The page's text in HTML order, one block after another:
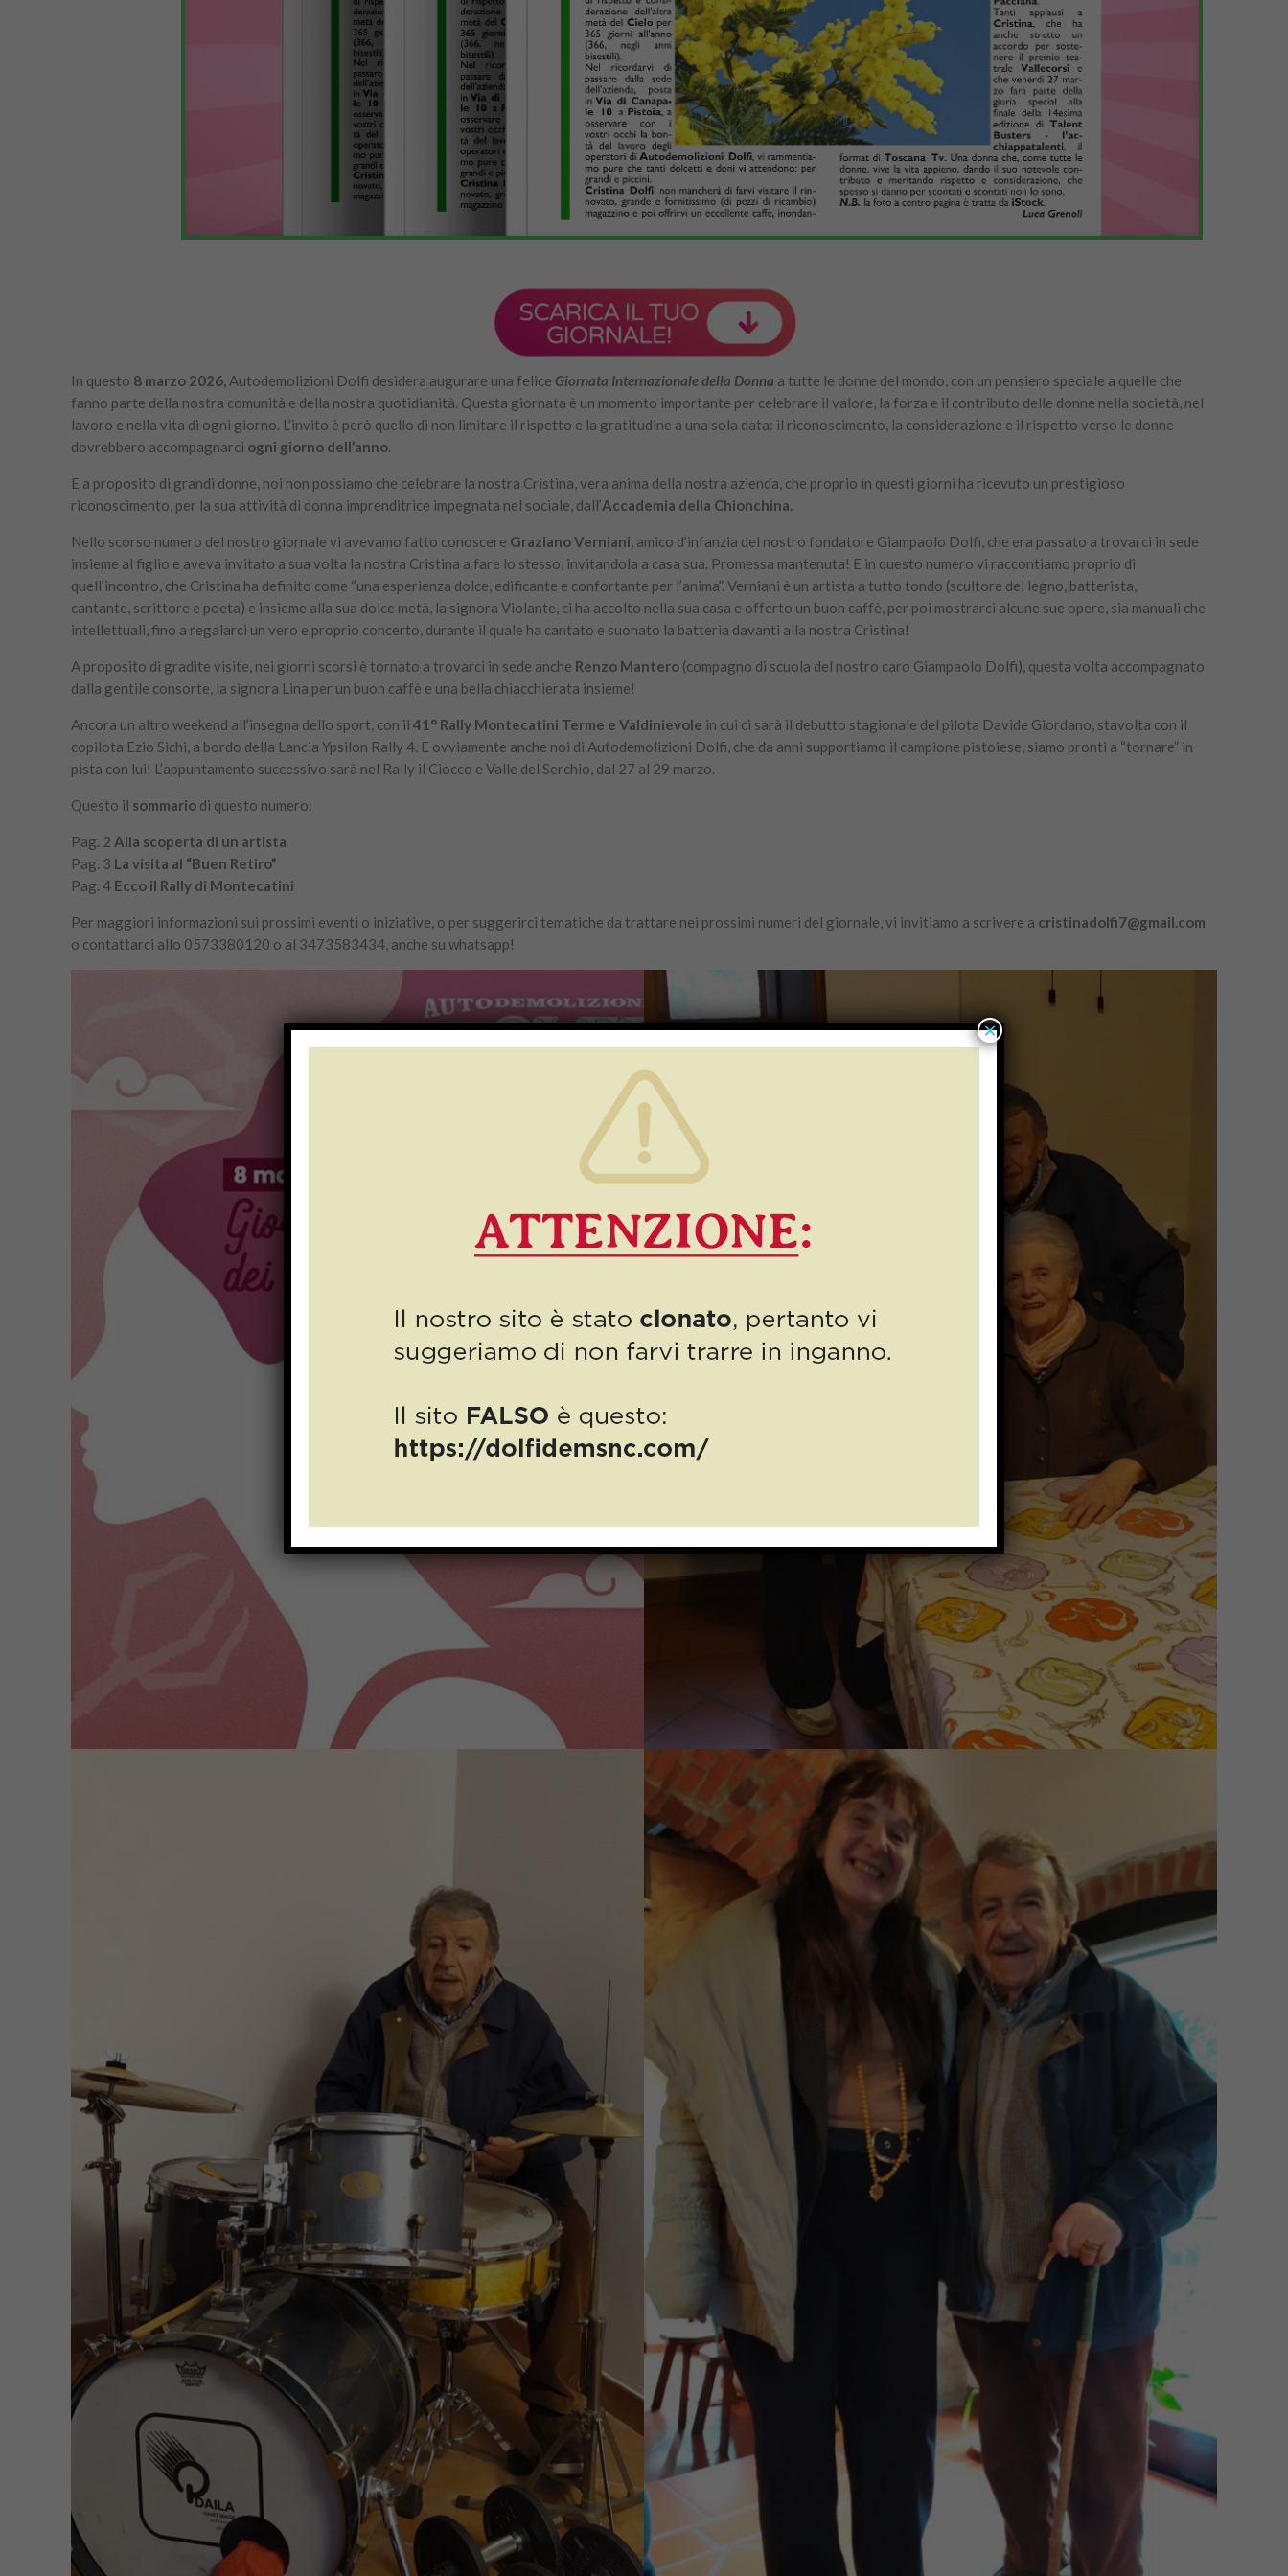
In questo 8 marzo 2026, Autodemolizioni Dolfi desidera augurare una felice Giornata Internazionale della Donna a tutte le donne del mondo, con un pensiero speciale a quelle che
fanno parte della nostra comunità e della nostra quotidianità. Questa giornata è un momento importante per celebrare il valore, la forza e il contributo delle donne nella società, nel
lavoro e nella vita di ogni giorno. L’invito è però quello di non limitare il rispetto e la gratitudine a una sola data: il riconoscimento, la considerazione e il rispetto verso le donne
dovrebbero accompagnarci ogni giorno dell’anno.
E a proposito di grandi donne, noi non possiamo che celebrare la nostra Cristina, vera anima della nostra azienda, che proprio in questi giorni ha ricevuto un prestigioso
riconoscimento, per la sua attività di donna imprenditrice impegnata nel sociale, dall’Accademia della Chionchina.
Nello scorso numero del nostro giornale vi avevamo fatto conoscere Graziano Verniani, amico d’infanzia del nostro fondatore Giampaolo Dolfi, che era passato a trovarci in sede
insieme al figlio e aveva invitato a sua volta la nostra Cristina a fare lo stesso, invitandola a casa sua. Promessa mantenuta! E in questo numero vi raccontiamo proprio di
quell’incontro, che Cristina ha definito come “una esperienza dolce, edificante e confortante per l’anima”. Verniani è un artista a tutto tondo (scultore del legno, batterista,
cantante, scrittore e poeta) e insieme alla sua dolce metà, la signora Violante, ci ha accolto nella sua casa e offerto un buon caffè, per poi mostrarci alcune sue opere, sia manuali che
intellettuali, fino a regalarci un vero e proprio concerto, durante il quale ha cantato e suonato la batteria davanti alla nostra Cristina!
A proposito di gradite visite, nei giorni scorsi è tornato a trovarci in sede anche Renzo Mantero (compagno di scuola del nostro caro Giampaolo Dolfi), questa volta accompagnato
dalla gentile consorte, la signora Lina per un buon caffè e una bella chiacchierata insieme!
Ancora un altro weekend all’insegna dello sport, con il41° Rally Montecatini Terme e Valdinievole in cui ci sarà il debutto stagionale del pilota Davide Giordano, stavolta con il
copilota Ezio Sichi, a bordo della Lancia Ypsilon Rally 4. E ovviamente anche noi di Autodemolizioni Dolfi, che da anni supportiamo il campione pistoiese, siamo pronti a “tornare” in
pista con lui! L’appuntamento successivo sarà nel Rally il Ciocco e Valle del Serchio, dal 27 al 29 marzo.
Questo il sommario di questo numero:
Pag. 2 Alla scoperta di un artista
Pag. 3 La visita al “Buen Retiro”
Pag. 4 Ecco il Rally di Montecatini
Per maggiori informazioni sui prossimi eventi o iniziative, o per suggerirci tematiche da trattare nei prossimi numeri del giornale, vi invitiamo a scrivere a cristinadolfi7@gmail.com
o contattarci allo 0573380120 o al 3473583434, anche su whatsapp!
×